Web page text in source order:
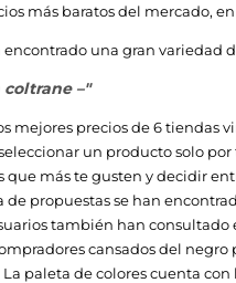
más baratos del mercado,
una gran variedad
coltrane –"
mejores precios de 6 tiendas
un producto solo
que más te gusten y decidir
de propuestas se han
también han consultado
cansados del
paleta de colores cuenta